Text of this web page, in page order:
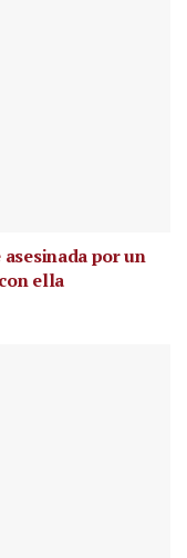
por un
ella